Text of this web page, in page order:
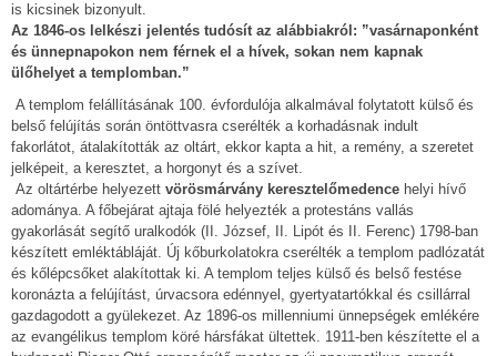
is kicsinek bizonyult.
Az 1846-os lelkészi jelentés tudósít az alábbiakról: ”vasárnaponként
és ünnepnapokon nem férnek el a hívek, sokan nem kapnak
ülőhelyet a templomban.”
A templom felállításának 100. évfordulója alkalmával folytatott külső és
belső felújítás során öntöttvasra cserélték a korhadásnak indult
fakorlátot, átalakították az oltárt, ekkor kapta a hit, a remény, a szeretet
jelképeit, a keresztet, a horgonyt és a szívet.
Az oltártérbe helyezett vörösmárvány keresztelőmedence helyi hívő
adománya. A főbejárat ajtaja fölé helyezték a protestáns vallás
gyakorlását segítő uralkodók (II. József, II. Lipót és II. Ferenc) 1798-ban
készített emléktábláját. Új kőburkolatokra cserélték a templom padlózatát
és kőlépcsőket alakítottak ki. A templom teljes külső és belső festése
koronázta a felújítást, úrvacsora edénnyel, gyertyatartókkal és csillárral
gazdagodott a gyülekezet. Az 1896-os millenniumi ünnepségek emlékére
az evangélikus templom köré hársfákat ültettek. 1911-ben készítette el a